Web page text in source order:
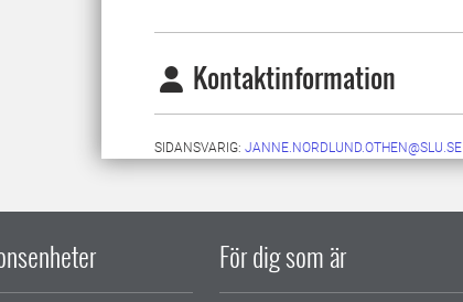
Kontaktinformation
SIDANSVARIG: JANNE.NORDLUND.OTHEN@SLU.SE
För dig som är